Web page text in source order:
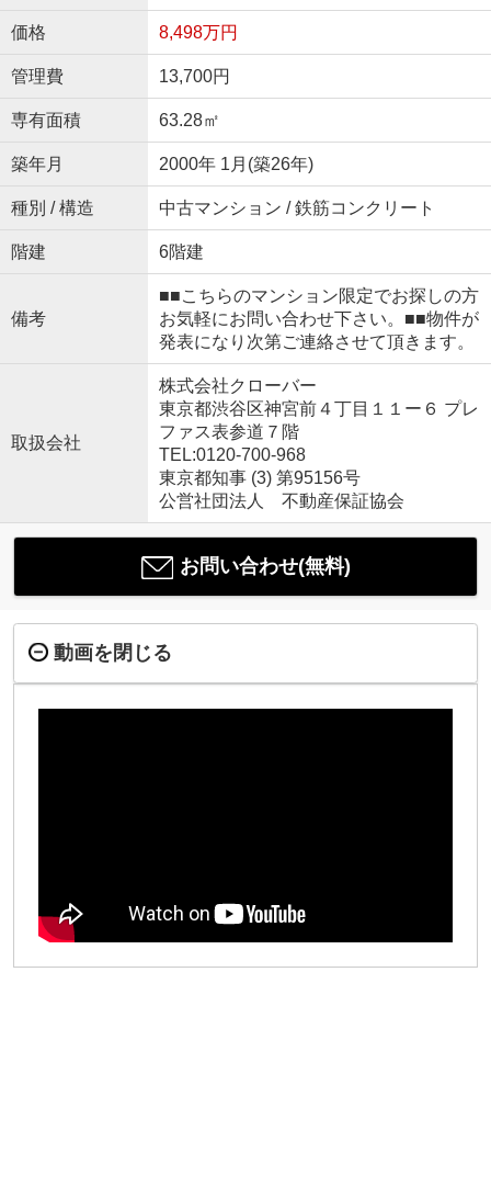
価格 8,498万円
管理費 13,700円
専有面積 63.28㎡
築年月 2000年 1月(築26年)
種別 / 構造 中古マンション / 鉄筋コンクリート
階建 6階建
備考
■■こちらのマンション限定でお探しの方
お気軽にお問い合わせ下さい。■■物件が
発表になり次第ご連絡させて頂きます。
取扱会社
株式会社クローバー
東京都渋谷区神宮前４丁目１１ー６ プレ
ファス表参道７階
TEL:0120-700-968
東京都知事 (3) 第95156号
公営社団法人 不動産保証協会
お問い合わせ(無料)
動画を閉じる